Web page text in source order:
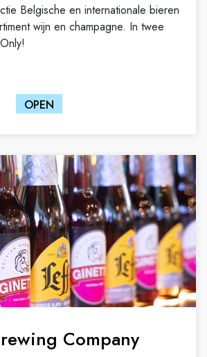
Belgische en internationale bieren
wijn en champagne. In twee
OPEN
Company